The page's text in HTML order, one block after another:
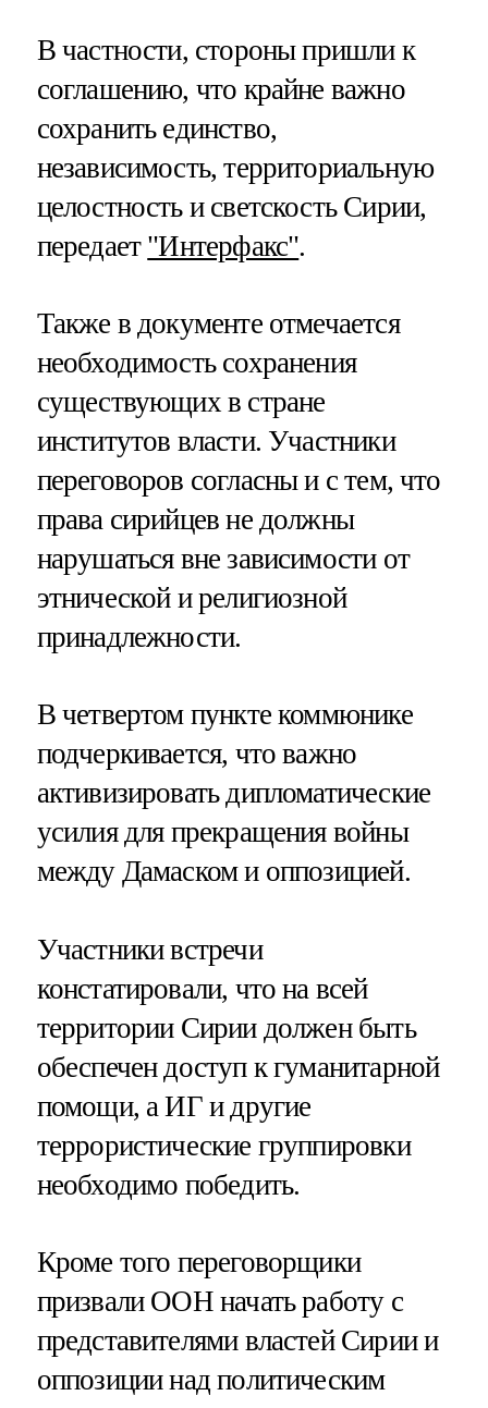
В частности, стороны пришли к
соглашению, что крайне важно
сохранить единство,
независимость, территориальную
целостность и светскость Сирии,
передает "Интерфакс".
Также в документе отмечается
необходимость сохранения
существующих в стране
институтов власти. Участники
переговоров согласны и с тем, что
права сирийцев не должны
нарушаться вне зависимости от
этнической и религиозной
принадлежности.
В четвертом пункте коммюнике
подчеркивается, что важно
активизировать дипломатические
усилия для прекращения войны
между Дамаском и оппозицией.
Участники встречи
констатировали, что на всей
территории Сирии должен быть
обеспечен доступ к гуманитарной
помощи, а ИГ и другие
террористические группировки
необходимо победить.
Кроме того переговорщики
призвали ООН начать работу с
представителями властей Сирии и
оппозиции над политическим